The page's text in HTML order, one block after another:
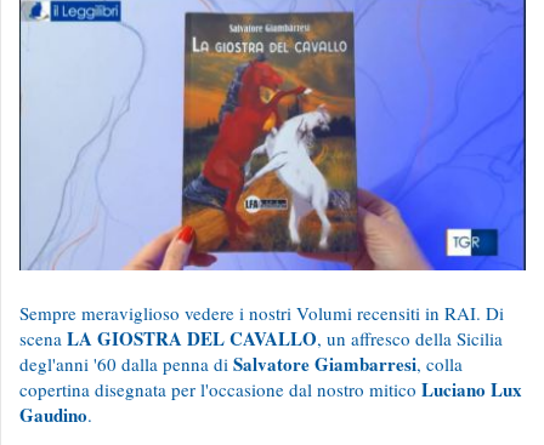
Sempre meraviglioso vedere i nostri Volumi recensiti in RAI. Di
scena LA GIOSTRA DEL CAVALLO, un affresco della Sicilia
degl'anni '60 dalla penna di Salvatore Giambarresi, colla
copertina disegnata per l'occasione dal nostro mitico Luciano Lux
Gaudino.